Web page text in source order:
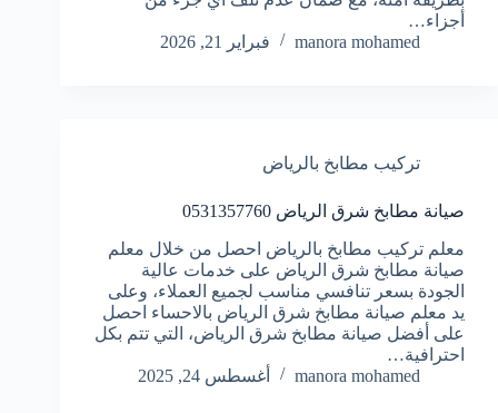
أجزاء…
manora mohamed
فبراير 21, 2026
تركيب مطابخ بالرياض
صيانة مطابخ شرق الرياض 0531357760
معلم تركيب مطابخ بالرياض احصل من خلال معلم
صيانة مطابخ شرق الرياض على خدمات عالية
الجودة بسعر تنافسي مناسب لجميع العملاء، وعلى
يد معلم صيانة مطابخ شرق الرياض بالاحساء احصل
على أفضل صيانة مطابخ شرق الرياض، التي تتم بكل
احترافية…
manora mohamed
أغسطس 24, 2025